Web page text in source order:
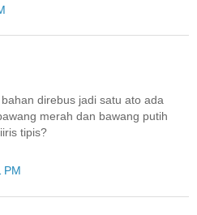
direbus jadi satu ato ada
merah dan bawang putih
tipis?
PM